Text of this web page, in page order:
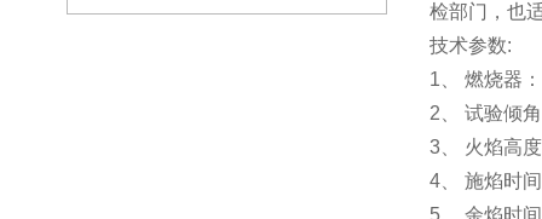
检部门，也
技术参数:
1、 燃烧器
2、 试验倾
3、 火焰高
4、 施焰时
5、 余焰时